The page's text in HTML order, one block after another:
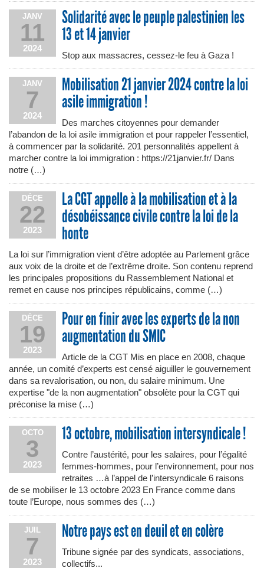
JANV
11
2024
Solidarité avec le peuple palestinien les
13 et 14 janvier
Stop aux massacres, cessez-le feu à Gaza !
JANV
7
2024
Mobilisation 21 janvier 2024 contre la loi
asile immigration !
Des marches citoyennes pour demander
l’abandon de la loi asile immigration et pour rappeler l’essentiel,
à commencer par la solidarité. 201 personnalités appellent à
marcher contre la loi immigration : https://21janvier.fr/ Dans
notre (…)
DÉCE
22
2023
La CGT appelle à la mobilisation et à la
désobéissance civile contre la loi de la
honte
La loi sur l’immigration vient d’être adoptée au Parlement grâce
aux voix de la droite et de l’extrême droite. Son contenu reprend
les principales propositions du Rassemblement National et
remet en cause nos principes républicains, comme (…)
DÉCE
19
2023
Pour en finir avec les experts de la non
augmentation du SMIC
Article de la CGT Mis en place en 2008, chaque
année, un comité d’experts est censé aiguiller le gouvernement
dans sa revalorisation, ou non, du salaire minimum. Une
expertise "de la non augmentation" obsolète pour la CGT qui
préconise la mise (…)
OCTO
3
2023
13 octobre, mobilisation intersyndicale !
Contre l’austérité, pour les salaires, pour l’égalité
femmes-hommes, pour l’environnement, pour nos
retraites …à l’appel de l’intersyndicale 6 raisons
de se mobiliser le 13 octobre 2023 En France comme dans
toute l’Europe, nous sommes des (…)
JUIL
7
2023
Notre pays est en deuil et en colère
Tribune signée par des syndicats, associations,
collectifs...